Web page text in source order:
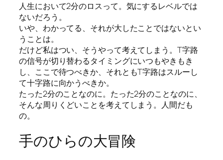
人生において2分のロスって。気にするレベルでは
ないだろう。
いや、わかってる、それが大したことではないとい
うことは。
だけど私はつい、そうやって考えてしまう。T字路
の信号が切り替わるタイミングにいつもやきもき
し、ここで待つべきか、それともT字路はスルーし
て十字路に向かうべきか。
たった2分のことなのに。たった2分のことなのに、
そんな周りくどいことを考えてしまう。人間だも
の。
手のひらの大冒険